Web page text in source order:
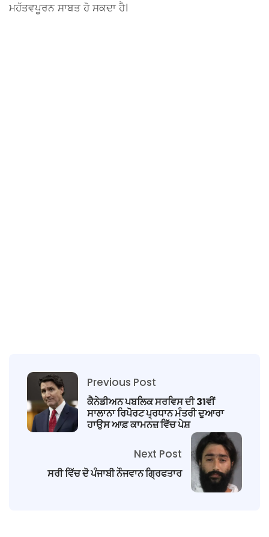
ਮਹੱਤਵਪੂਰਨ ਸਾਬਤ ਹੋ ਸਕਦਾ ਹੈ।
Previous Post
ਕੈਨੇਡੀਅਨ ਪਬਲਿਕ ਸਰਵਿਸ ਦੀ 31ਵੀਂ
ਸਾਲਾਨਾ ਰਿਪੋਰਟ ਪ੍ਰਧਾਨ ਮੰਤਰੀ ਦੁਆਰਾ
ਹਾਉਸ ਆਫ਼ ਕਾਮਨਜ਼ ਵਿੱਚ ਪੇਸ਼
Next Post
ਸਰੀ ਵਿੱਚ ਦੋ ਪੰਜਾਬੀ ਨੌਜਵਾਨ ਗ੍ਰਿਫਤਾਰ